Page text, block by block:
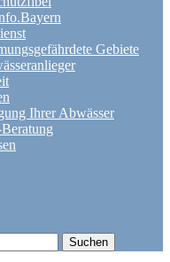
Gebiete
Ihrer Abwässer